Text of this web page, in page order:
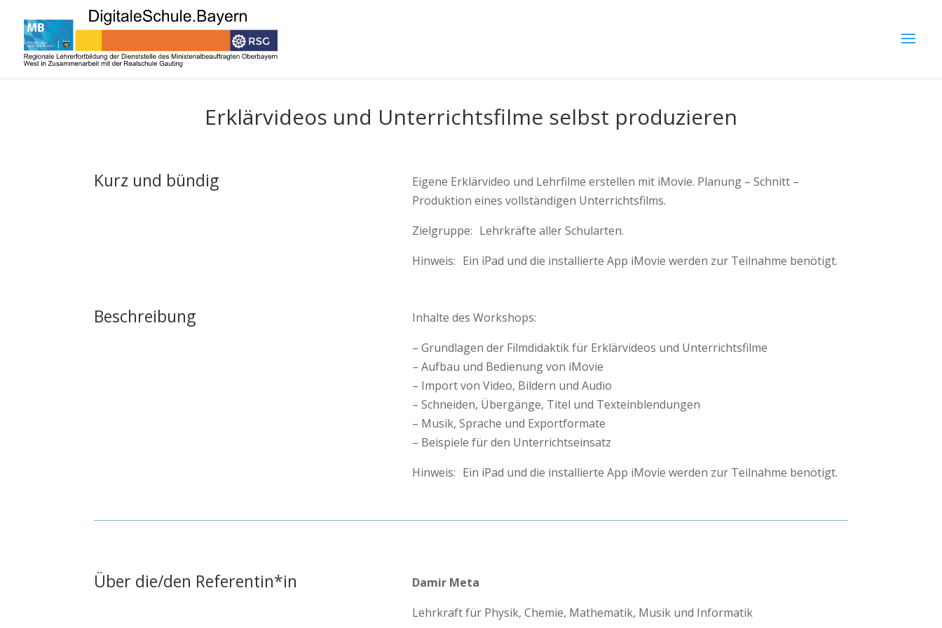
Erklärvideos und Unterrichtsfilme selbst produzieren
Kurz und bündig
Eigene Erklärvideo und Lehrfilme erstellen mit iMovie. Planung – Schnitt –
Produktion eines vollständigen Unterrichtsfilms.
Zielgruppe: Lehrkräfte aller Schularten.
Hinweis: Ein iPad und die installierte App iMovie werden zur Teilnahme benötigt.
Beschreibung
Inhalte des Workshops:
– Grundlagen der Filmdidaktik für Erklärvideos und Unterrichtsfilme
– Aufbau und Bedienung von iMovie
– Import von Video, Bildern und Audio
– Schneiden, Übergänge, Titel und Texteinblendungen
– Musik, Sprache und Exportformate
– Beispiele für den Unterrichtseinsatz
Hinweis: Ein iPad und die installierte App iMovie werden zur Teilnahme benötigt.
Über die/den Referentin*in
Damir Meta
Lehrkraft für Physik, Chemie, Mathematik, Musik und Informatik